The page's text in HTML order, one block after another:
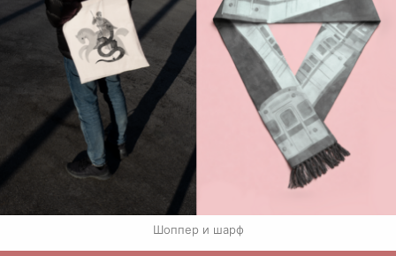
Шоппер и шарф